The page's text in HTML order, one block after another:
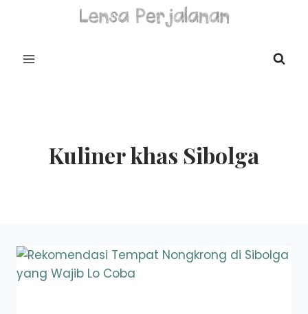
Kuliner khas Sibolga